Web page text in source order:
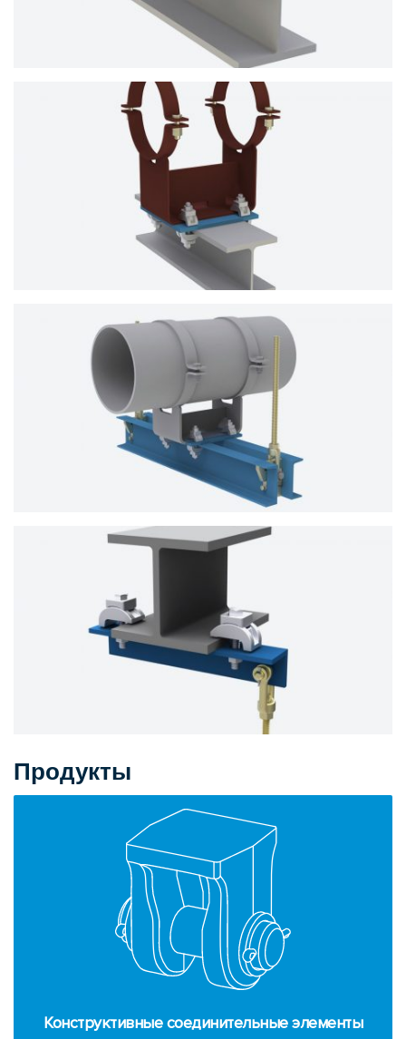
Продукты
Кон­струк­тив­ные со­еди­ни­тель­ные эле­мен­ты